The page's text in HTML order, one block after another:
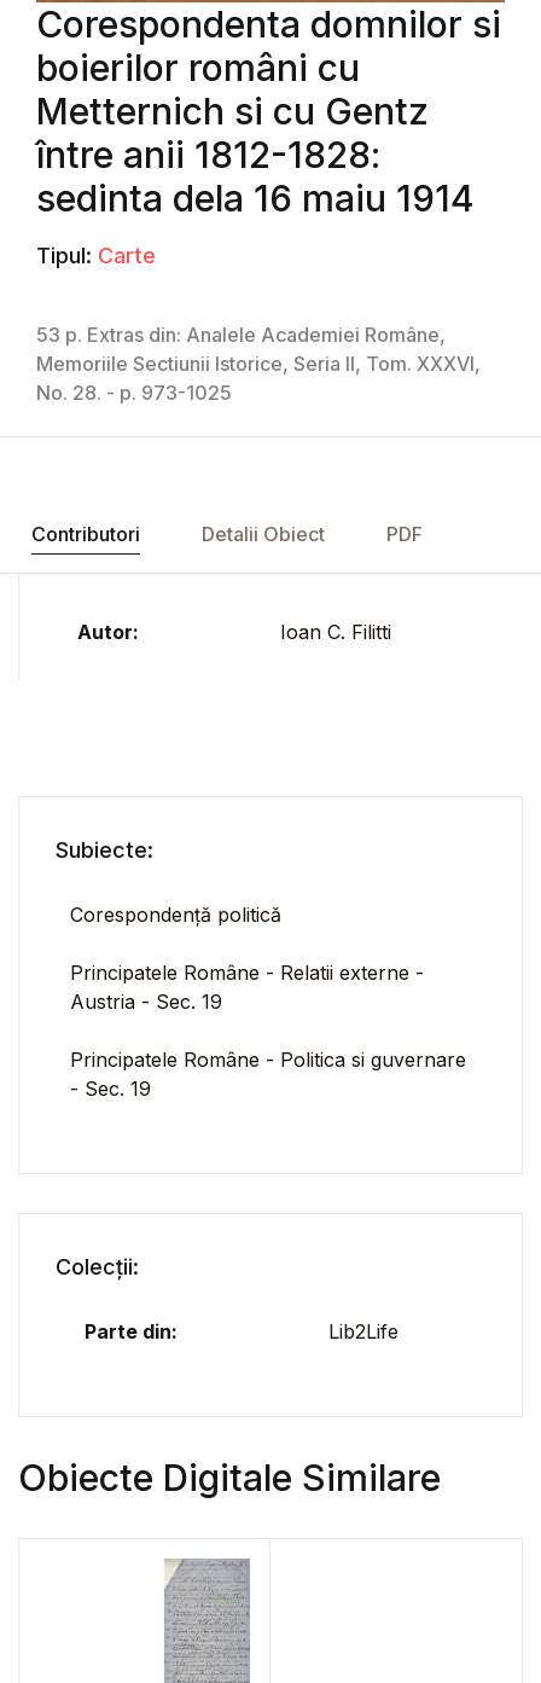
Corespondenta domnilor si
boierilor români cu
Metternich si cu Gentz
între anii 1812-1828:
sedinta dela 16 maiu 1914
Tipul: Carte
53 p. Extras din: Analele Academiei Române,
Memoriile Sectiunii Istorice, Seria II, Tom. XXXVI,
No. 28. - p. 973-1025
Contributori Detalii Obiect PDF
Autor: Ioan C. Filitti
Subiecte:
Corespondență politică
Principatele Române - Relatii externe -
Austria - Sec. 19
Principatele Române - Politica si guvernare
- Sec. 19
Colecții:
Parte din: Lib2Life
Obiecte Digitale Similare